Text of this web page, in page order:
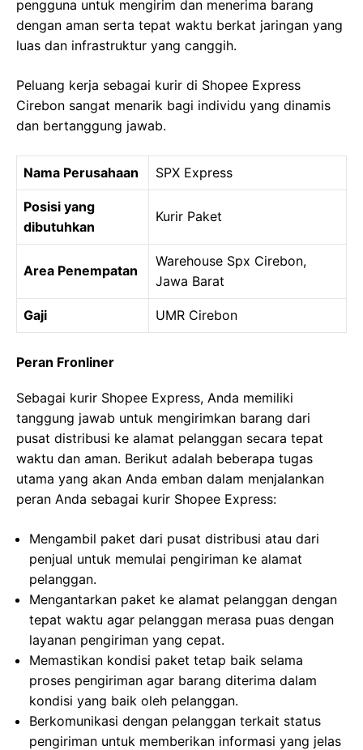
pengguna untuk mengirim dan menerima barang
dengan aman serta tepat waktu berkat jaringan yang
luas dan infrastruktur yang canggih.
Peluang kerja sebagai kurir di Shopee Express
Cirebon sangat menarik bagi individu yang dinamis
dan bertanggung jawab.
Nama Perusahaan SPX Express
Posisi yang
dibutuhkan
Kurir Paket
Area Penempatan
Warehouse Spx Cirebon,
Jawa Barat
Gaji UMR Cirebon
Peran Fronliner
Sebagai kurir Shopee Express, Anda memiliki
tanggung jawab untuk mengirimkan barang dari
pusat distribusi ke alamat pelanggan secara tepat
waktu dan aman. Berikut adalah beberapa tugas
utama yang akan Anda emban dalam menjalankan
peran Anda sebagai kurir Shopee Express:
Mengambil paket dari pusat distribusi atau dari
penjual untuk memulai pengiriman ke alamat
pelanggan.
Mengantarkan paket ke alamat pelanggan dengan
tepat waktu agar pelanggan merasa puas dengan
layanan pengiriman yang cepat.
Memastikan kondisi paket tetap baik selama
proses pengiriman agar barang diterima dalam
kondisi yang baik oleh pelanggan.
Berkomunikasi dengan pelanggan terkait status
pengiriman untuk memberikan informasi yang jelas